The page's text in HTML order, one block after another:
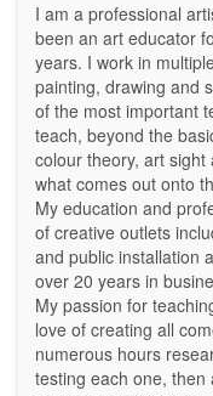
I am a professional
been an art educator
years. I work in
painting, drawing and
of the most important
teach, beyond the
colour theory, art sight
what comes out onto
My education and
of creative outlets
and public installation
over 20 years in
My passion for
love of creating all
numerous hours
testing each one,